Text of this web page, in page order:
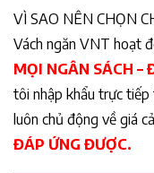
VÌ SAO NÊN CHỌN
Vách ngăn VNT hoạt
MỌI NGÂN SÁCH –
tôi nhập khẩu trực
luôn chủ động về giá cả
ĐÁP ỨNG ĐƯỢC.